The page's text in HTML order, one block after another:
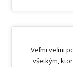
Veľmi veľmi
všetkým,